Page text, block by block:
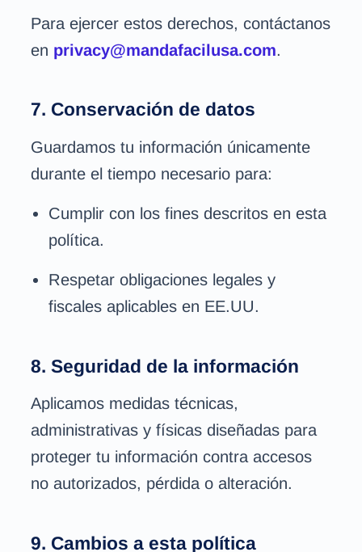
Para ejercer estos derechos, contáctanos
en privacy@mandafacilusa.com.
7. Conservación de datos
Guardamos tu información únicamente
durante el tiempo necesario para:
Cumplir con los fines descritos en esta
política.
Respetar obligaciones legales y
fiscales aplicables en EE.UU.
8. Seguridad de la información
Aplicamos medidas técnicas,
administrativas y físicas diseñadas para
proteger tu información contra accesos
no autorizados, pérdida o alteración.
9. Cambios a esta política